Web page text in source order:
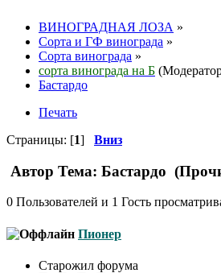
ВИНОГРАДНАЯ ЛОЗА »
Сорта и ГФ винограда »
Сорта винограда »
сорта винограда на Б
Бастардо
Печать
Страницы: [1] Вниз
Автор Тема: Бастардо
0 Пользователей и 1 Гость
Пионер
Старожил форума